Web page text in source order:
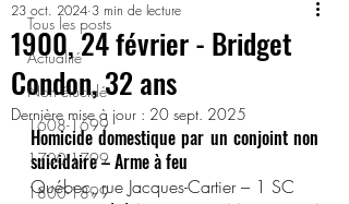
Tous les posts
Actualité
Non élucidé
1608-1699
1700-1799
1800-1899
1900, 24 février - Bridget
Condon, 32 ans
23 oct. 2024 3 min de lecture
Dernière mise à jour : 20 sept. 2025
Homicide domestique par un conjoint non
suicidaire – Arme à feu
Québec, rue Jacques-Cartier – 1 SC